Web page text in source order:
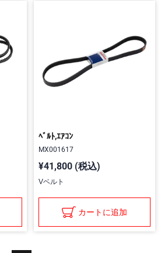
ﾍﾞﾙﾄ,ｴｱｺﾝ
MX001617
¥41,800 (税込)
Vベルト
カートに追加